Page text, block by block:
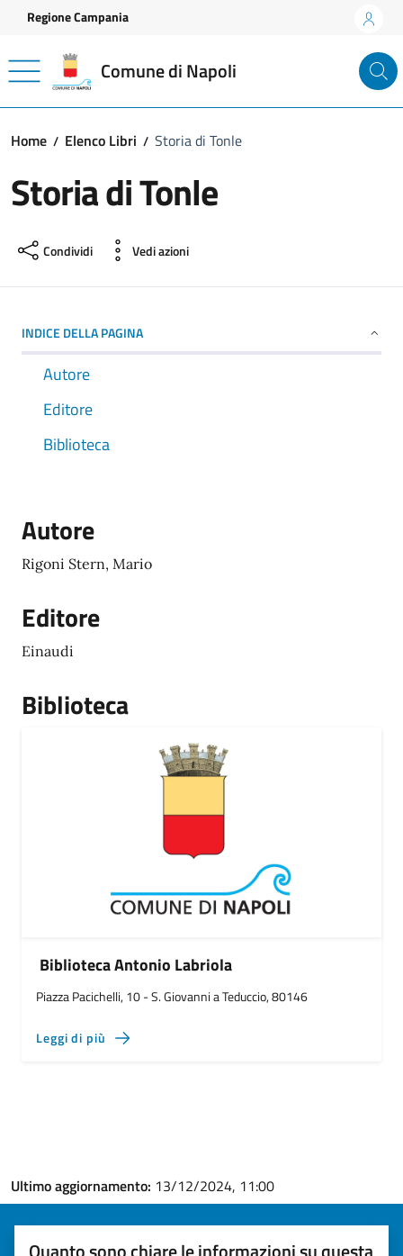
Vai ai contenuti
Vai al footer
Regione Campania
Comune di Napoli
Home Elenco Libri Storia di Tonle
Storia di Tonle
Condividi Vedi azioni
INDICE DELLA PAGINA
Autore
Editore
Biblioteca
Autore
Rigoni Stern, Mario
Editore
Einaudi
Biblioteca
Biblioteca Antonio Labriola
Piazza Pacichelli, 10 - S. Giovanni a Teduccio, 80146
Leggi di più
Ultimo aggiornamento: 13/12/2024, 11:00